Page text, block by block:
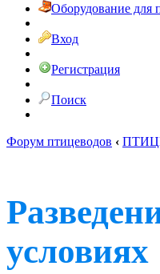
Оборудование для
Вход
Регистрация
Поиск
Форум птицеводов ‹
условиях